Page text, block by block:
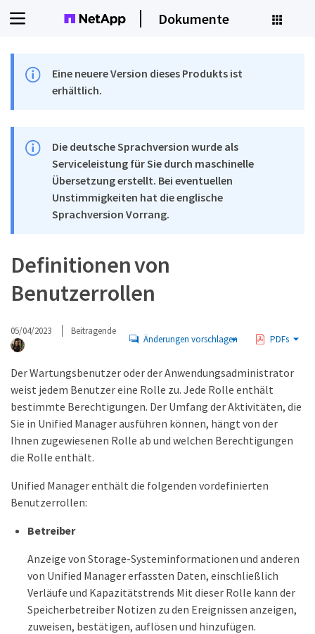
Dokumente
Eine neuere Version dieses Produkts ist
erhältlich.
Die deutsche Sprachversion wurde als
Serviceleistung für Sie durch maschinelle
Übersetzung erstellt. Bei eventuellen
Unstimmigkeiten hat die englische
Sprachversion Vorrang.
Definitionen von
Benutzerrollen
05/04/2023 Beitragende
Änderungen vorschlagen PDFs
Der Wartungsbenutzer oder der Anwendungsadministrator
weist jedem Benutzer eine Rolle zu. Jede Rolle enthält
bestimmte Berechtigungen. Der Umfang der Aktivitäten, die
Sie in Unified Manager ausführen können, hängt von der
Ihnen zugewiesenen Rolle ab und welchen Berechtigungen
die Rolle enthält.
Unified Manager enthält die folgenden vordefinierten
Benutzerrollen:
Betreiber
Anzeige von Storage-Systeminformationen und anderen
von Unified Manager erfassten Daten, einschließlich
Verläufe und Kapazitätstrends Mit dieser Rolle kann der
Speicherbetreiber Notizen zu den Ereignissen anzeigen,
zuweisen, bestätigen, auflösen und hinzufügen.